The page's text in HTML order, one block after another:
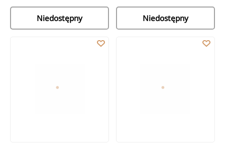
Niedostępny Niedostępny
Zestaw natryskowy Glamour złoty Zestaw Natryskowy Patras